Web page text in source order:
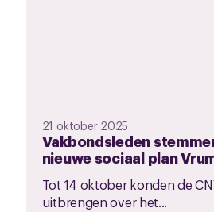
21 oktober 2025
Vakbondsleden
nieuwe sociaal plan
Tot 14 oktober konden de
uitbrengen over het...